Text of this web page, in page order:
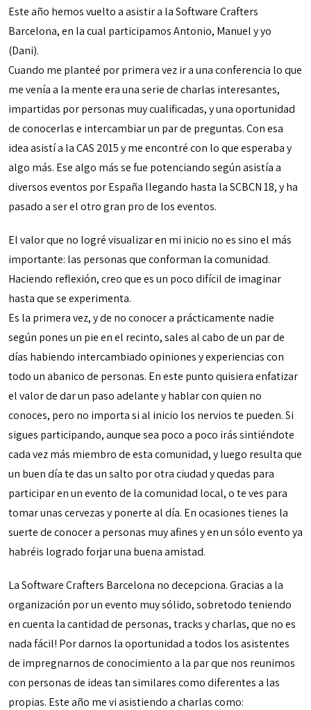
Este año hemos vuelto a asistir a la Software Crafters
Barcelona, en la cual participamos Antonio, Manuel y yo
(Dani).
Cuando me planteé por primera vez ir a una conferencia lo que
me venía a la mente era una serie de charlas interesantes,
impartidas por personas muy cualificadas, y una oportunidad
de conocerlas e intercambiar un par de preguntas. Con esa
idea asistí a la CAS 2015 y me encontré con lo que esperaba y
algo más. Ese algo más se fue potenciando según asistía a
diversos eventos por España llegando hasta la SCBCN 18, y ha
pasado a ser el otro gran pro de los eventos.
El valor que no logré visualizar en mi inicio no es sino el más
importante: las personas que conforman la comunidad.
Haciendo reflexión, creo que es un poco difícil de imaginar
hasta que se experimenta.
Es la primera vez, y de no conocer a prácticamente nadie
según pones un pie en el recinto, sales al cabo de un par de
días habiendo intercambiado opiniones y experiencias con
todo un abanico de personas. En este punto quisiera enfatizar
el valor de dar un paso adelante y hablar con quien no
conoces, pero no importa si al inicio los nervios te pueden. Si
sigues participando, aunque sea poco a poco irás sintiéndote
cada vez más miembro de esta comunidad, y luego resulta que
un buen día te das un salto por otra ciudad y quedas para
participar en un evento de la comunidad local, o te ves para
tomar unas cervezas y ponerte al día. En ocasiones tienes la
suerte de conocer a personas muy afines y en un sólo evento ya
habréis logrado forjar una buena amistad.
La Software Crafters Barcelona no decepciona. Gracias a la
organización por un evento muy sólido, sobretodo teniendo
en cuenta la cantidad de personas, tracks y charlas, que no es
nada fácil! Por darnos la oportunidad a todos los asistentes
de impregnarnos de conocimiento a la par que nos reunimos
con personas de ideas tan similares como diferentes a las
propias. Este año me vi asistiendo a charlas como: